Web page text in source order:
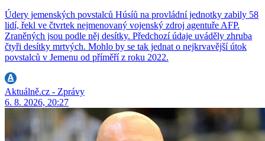
Údery jemenských povstalců Húsíů na provládní jednotky zabily 58
lidí, řekl ve čtvrtek nejmenovaný vojenský zdroj agentuře AFP.
Zraněných jsou podle něj desítky. Předchozí údaje uváděly zhruba
čtyři desítky mrtvých. Mohlo by se tak jednat o nejkrvavější útok
povstalců v Jemenu od příměří z roku 2022.
Aktuálně.cz - Zprávy
6. 8. 2026, 20:27